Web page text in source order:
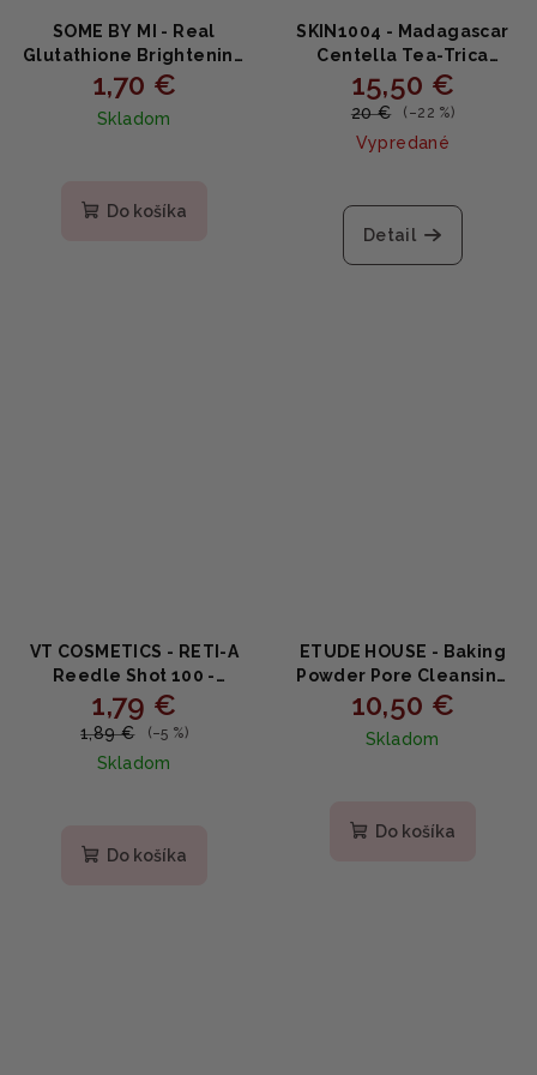
SOME BY MI - Real
Glutathione Brightening
Care Mask - Rozjasňujúca
maska 1ks
1,70 €
Skladom
produktu
Do košíka
SKIN1004 - Madagascar
Centella Tea-Trica
Soothing Sun Milk -
Hydratačný opaľovací
15,50 €
20 € (–22 %)
Vypredané
Detail
VT COSMETICS - RETI-A
Reedle Shot 100 -
Retinolový rozjasňujúci
booster 2ml (VZORKA)
1,79 €
1,89 € (–5 %)
Skladom
Do košíka
ETUDE HOUSE - Baking
Powder Pore Cleansing
Foam - Čistiaca pena
160ml
10,50 €
Skladom
Do košíka